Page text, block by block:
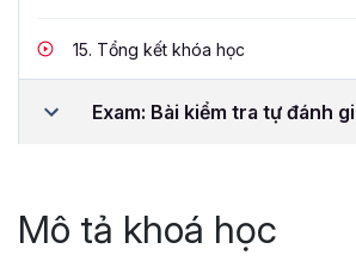
15. Tổng kết khóa học
Exam: Bài kiểm tra tự đánh
Mô tả khoá học